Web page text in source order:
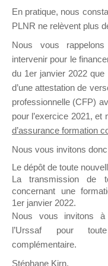
Ce groupe est
Formation qui
Propositions
Ce groupe
sur lequel il est
ou poser une
NB : Il est
pouvoir
En pratique, nous
PLNR ne relèvent plus
Nous vous
intervenir pour le
du 1er janvier 2022
d’une attestation de
professionnelle (CFP)
pour l’exercice 2021, et
d’assurance formation
Nous vous invitons
Le dépôt de toute
La transmission de
concernant une
1er janvier 2022.
Nous vous invitons
l’Urssaf pour
complémentaire.
Stéphane Kirn,